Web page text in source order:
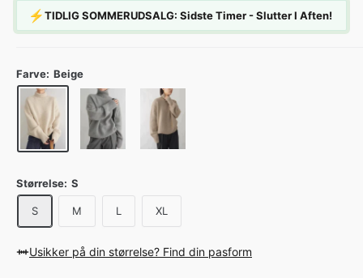
⚡TIDLIG SOMMERUDSALG: Sidste Timer - Slutter I Aften!
Farve: Beige
Størrelse: S
S M L XL
Usikker på din størrelse? Find din pasform